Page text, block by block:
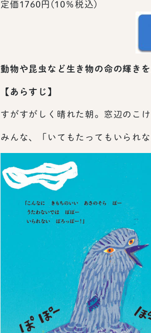
定価1760円(10％税込)
動物や昆虫など生き物の命の輝き
【あらすじ】
すがすがしく晴れた朝。窓辺のこ
みんな、「いてもたってもいられ